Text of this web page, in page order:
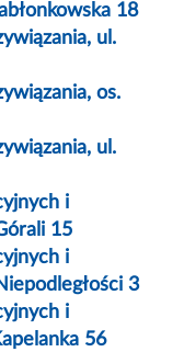
18
ul.
os.
ul.
i
15
i
3
i
56